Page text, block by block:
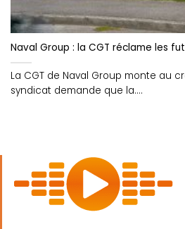
Naval Group : la CGT réclame les
La CGT de Naval Group monte au
syndicat demande que la....